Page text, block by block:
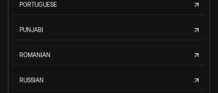
PORTUGUESE
PUNJABI
ROMANIAN
RUSSIAN